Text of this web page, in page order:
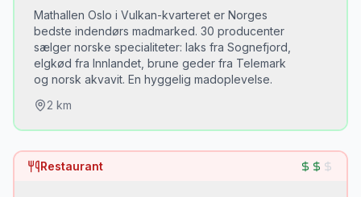
📅 OBS: Book måneder i forvejen. Kun aftensmad,
torsdag–lørdag.
Mathallen Oslo i Vulkan-kvarteret er Norges
bedste indendørs madmarked. 30 producenter
sælger norske specialiteter: laks fra Sognefjord,
elgkød fra Innlandet, brune geder fra Telemark
og norsk akvavit. En hyggelig madoplevelse.
2 km
Du skal prøve:
Norsk elgpålæg med sennepsmayo
Restaurant